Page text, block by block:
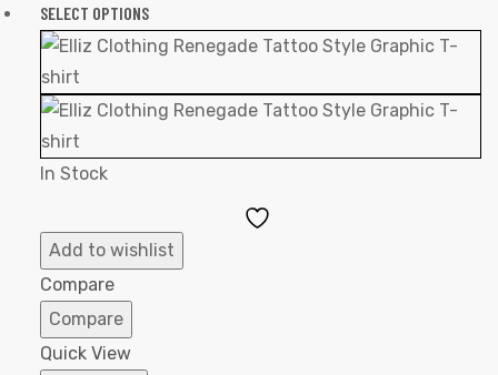
SELECT OPTIONS
In Stock
Add to wishlist
Compare
Compare
Quick View